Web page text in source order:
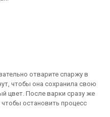
отварите спаржу в
чтобы она сохранила свою
цвет. После варки сразу же
остановить процесс